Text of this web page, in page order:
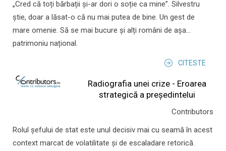
„Cred că toți bărbații și-ar dori o soție ca mine”. Silvestru
știe, doar a lăsat-o că nu mai putea de bine. Un gest de
mare omenie. Să se mai bucure și alți români de așa...
patrimoniu național.
CITESTE
Radiografia unei crize - Eroarea
strategică a președintelui
Contributors
Rolul şefului de stat este unul decisiv mai cu seamă în acest
context marcat de volatilitate şi de escaladare retorică.